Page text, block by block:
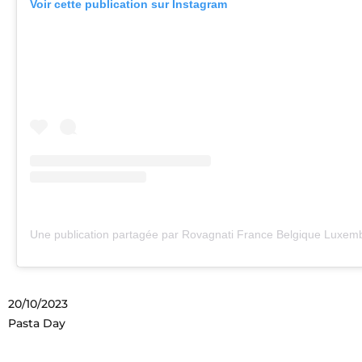
Voir cette publication sur Instagram
20/10/2023
Pasta Day